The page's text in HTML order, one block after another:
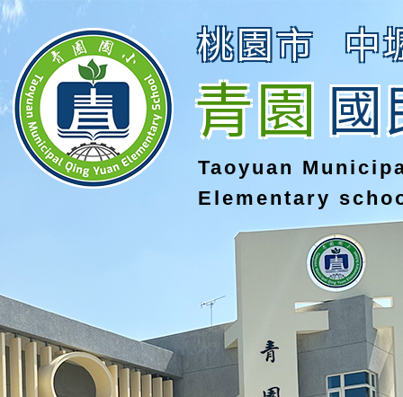
桃園市 中
青園國
Taoyuan
Elementary